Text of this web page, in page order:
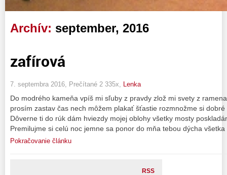
Archív: september, 2016
zafírová
7. septembra 2016, Prečítané 2 335x, Lenka
Do modrého kameňa vpíš mi sľuby z pravdy zlož mi svety z
prosím zastav čas nech môžem plakať šťastie rozmnožme si
Dôverne ti do rúk dám hviezdy mojej oblohy všetky mosty
Premilujme si celú noc jemne sa ponor do mňa tebou dýcha
Pokračovanie článku
RSS